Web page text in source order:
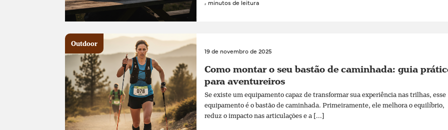
4 minutos de leitura
19 de novembro de 2025
Como montar o seu bastão de caminhada: guia
para aventureiros
Se existe um equipamento capaz de transformar sua experiência nas trilhas, esse
equipamento é o bastão de caminhada. Primeiramente, ele melhora o equilíbrio,
reduz o impacto nas articulações e a [...]
Outdoor